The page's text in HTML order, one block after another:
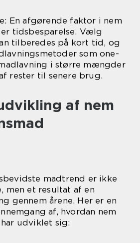
En afgørende faktor i nem
tidsbesparelse. Vælg
tilberedes på kort tid, og
som one-
i større mængder
rester til senere brug.
af nem
madtrend er ikke
men et resultat af en
gennem årene. Her er en
af, hvordan nem
udviklet sig: